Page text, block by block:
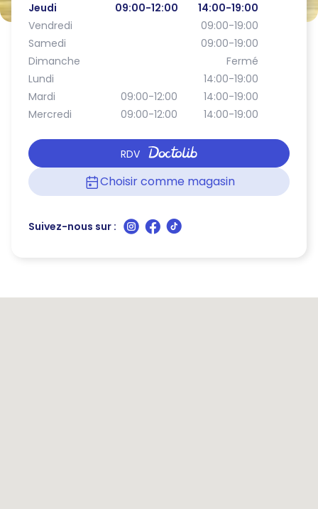
Jeudi
09:00-12:00
14:00-19:00
Vendredi
09:00-19:00
Samedi
09:00-19:00
Dimanche
Fermé
Lundi
14:00-19:00
Mardi
09:00-12:00
14:00-19:00
Mercredi
09:00-12:00 14:00-19:00
RDV
Choisir comme magasin
Suivez-nous sur :